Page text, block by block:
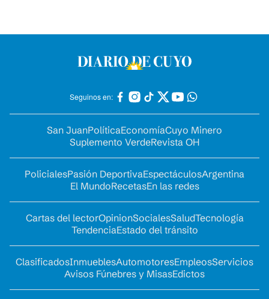
Seguinos en:
San JuanPolíticaEconomíaCuyo Minero
Suplemento VerdeRevista OH
PolicialesPasión DeportivaEspectáculosArgentina
El MundoRecetasEn las redes
Cartas del lectorOpinionSocialesSaludTecnología
TendenciaEstado del tránsito
ClasificadosInmueblesAutomotoresEmpleosServicios
Avisos Fúnebres y MisasEdictos